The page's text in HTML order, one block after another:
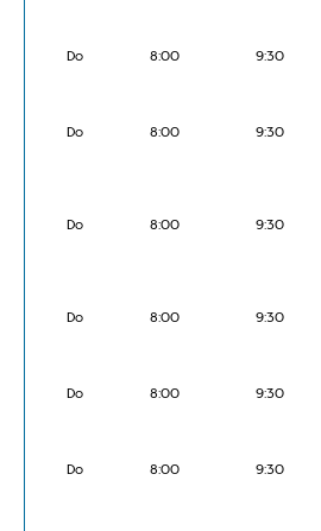
Do 8:00 9:30
Do 8:00 9:30
Do 8:00 9:30
Do 8:00 9:30
Do 8:00 9:30
Do 8:00 9:30